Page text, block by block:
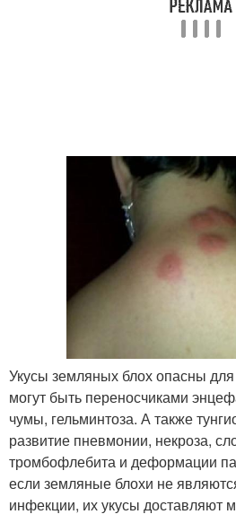
Укусы земляных блох опасны
могут быть переносчиками
чумы, гельминтоза. А также
развитие пневмонии, некроза,
тромбофлебита и деформации
если земляные блохи не
инфекции, их укусы доставляют